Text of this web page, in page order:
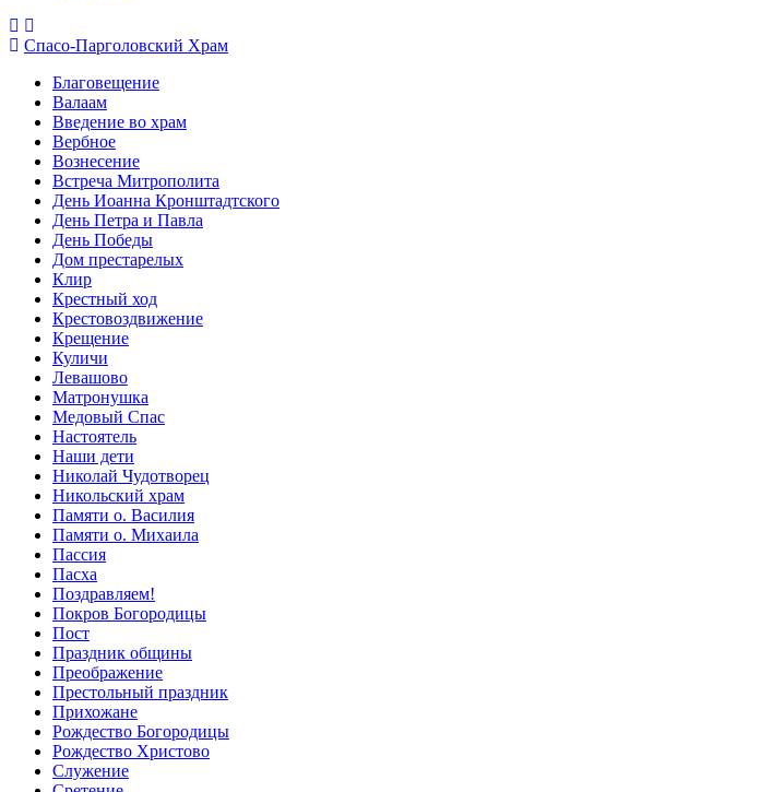
Спасо-Парголовский Храм
Благовещение
Валаам
Введение во храм
Вербное
Вознесение
Встреча Митрополита
День Иоанна Кронштадтского
День Петра и Павла
День Победы
Дом престарелых
Клир
Крестный ход
Крестовоздвижение
Крещение
Куличи
Левашово
Матронушка
Медовый Спас
Настоятель
Наши дети
Николай Чудотворец
Никольский храм
Памяти о. Василия
Памяти о. Михаила
Пассия
Пасха
Поздравляем!
Покров Богородицы
Пост
Праздник общины
Преображение
Престольный праздник
Прихожане
Рождество Богородицы
Рождество Христово
Служение